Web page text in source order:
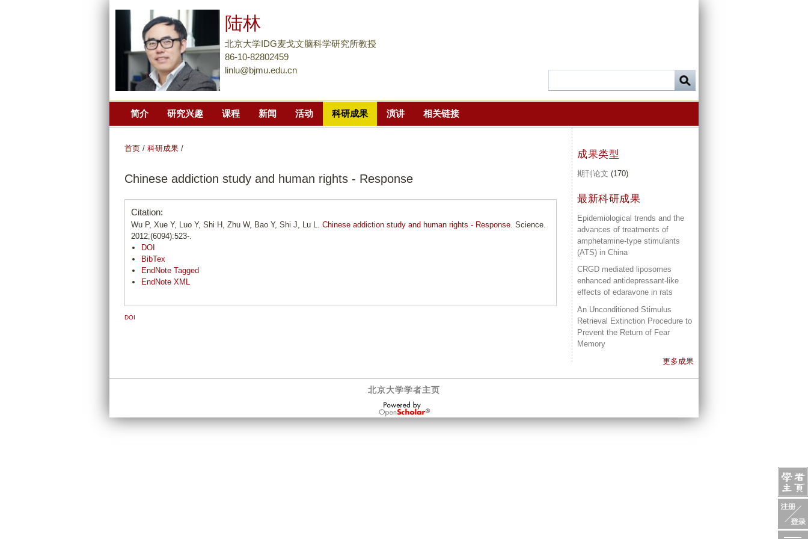
到
主
要
分
陆林
北京大学IDG麦戈文脑科学研究所教授
86-10-82802459
linlu@bjmu.edu.cn
简介 研究兴趣 课程 新闻 活动 科研成果 演讲 相关链接
首页 / 科研成果 /
Chinese addiction study and human rights - Response
Citation:
Wu P, Xue Y, Luo Y, Shi H, Zhu W, Bao Y, Shi J, Lu L. Chinese addiction study and human rights - Response. Science.
2012;(6094):523-.
DOI
BibTex
EndNote Tagged
EndNote XML
DOI
成果类型
期刊论文 (170)
最新科研成果
Epidemiological trends and the
advances of treatments of
amphetamine-type stimulants
(ATS) in China
CRGD mediated liposomes
enhanced antidepressant-like
effects of edaravone in rats
An Unconditioned Stimulus
Retrieval Extinction Procedure to
Prevent the Return of Fear
Memory
更多成果
北京大学学者主页
OpenScholar